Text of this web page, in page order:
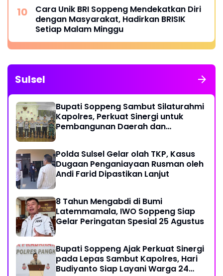
Cara Unik BRI Soppeng Mendekatkan Diri
dengan Masyarakat, Hadirkan BRISIK
Setiap Malam Minggu
Sulsel
Bupati Soppeng Sambut Silaturahmi
Kapolres, Perkuat Sinergi untuk
Pembangunan Daerah dan
Polda Sulsel Gelar olah TKP, Kasus
Dugaan Penganiayaan Rusman oleh
Andi Farid Dipastikan Lanjut
8 Tahun Mengabdi di Bumi
Latemmamala, IWO Soppeng Siap
Gelar Peringatan Spesial 25 Agustus
Bupati Soppeng Ajak Perkuat Sinergi
pada Lepas Sambut Kapolres, Hari
Budiyanto Siap Layani Warga 24